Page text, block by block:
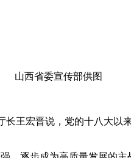
山西省委宣传部供图
王宏晋说，党的十八大以